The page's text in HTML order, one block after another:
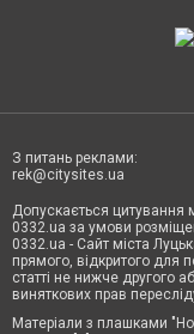
З питань реклами:
rek@citysites.ua
Допускається цитування
0332.ua за умови
0332.ua - Сайт міста
прямого, відкритого для
статті не нижче другого
виняткових прав
Матеріали з плашками